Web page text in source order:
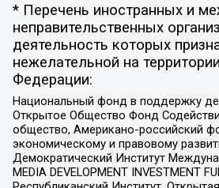
* Перечень иностранных и
неправительственных
деятельность которых
нежелательной на
Федерации:
Национальный фонд в поддержку
Открытое Общество Фонд
общество, Американо-российский
экономическому и правовому
Демократический Институт
MEDIA DEVELOPMENT INVESTMENT